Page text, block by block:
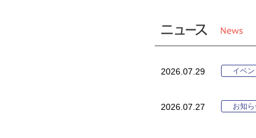
2026.07.29 イベン
2026.07.27 お知